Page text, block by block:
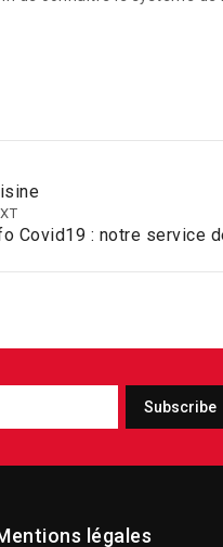
Covid19 : notre service
légales